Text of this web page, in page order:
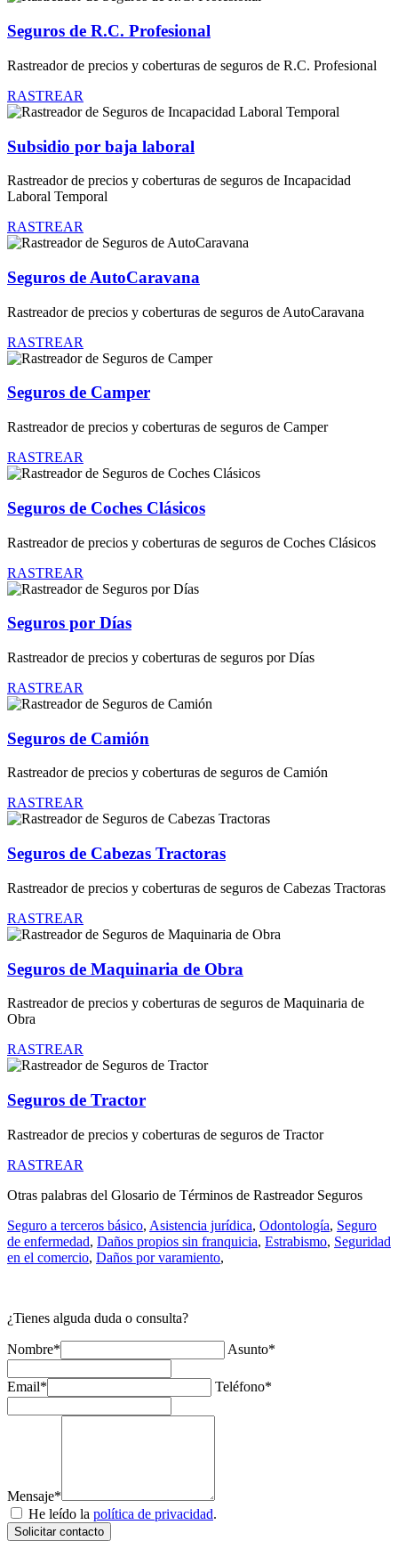
Seguros de R.C. Profesional
Rastreador de precios y coberturas de seguros de R.C. Profesional
RASTREAR
Subsidio por baja laboral
Rastreador de precios y coberturas de seguros de Incapacidad
Laboral Temporal
RASTREAR
Seguros de AutoCaravana
Rastreador de precios y coberturas de seguros de AutoCaravana
RASTREAR
Seguros de Camper
Rastreador de precios y coberturas de seguros de Camper
RASTREAR
Seguros de Coches Clásicos
Rastreador de precios y coberturas de seguros de Coches Clásicos
RASTREAR
Seguros por Días
Rastreador de precios y coberturas de seguros por Días
RASTREAR
Seguros de Camión
Rastreador de precios y coberturas de seguros de Camión
RASTREAR
Seguros de Cabezas Tractoras
Rastreador de precios y coberturas de seguros de Cabezas Tractoras
RASTREAR
Seguros de Maquinaria de Obra
Rastreador de precios y coberturas de seguros de Maquinaria de
Obra
RASTREAR
Seguros de Tractor
Rastreador de precios y coberturas de seguros de Tractor
RASTREAR
Otras palabras del Glosario de Términos de Rastreador Seguros
Seguro a terceros básico, Asistencia jurídica, Odontología, Seguro
de enfermedad, Daños propios sin franquicia, Estrabismo, Seguridad
en el comercio, Daños por varamiento,
¿Tienes alguda duda o consulta?
Nombre* Asunto*
Email* Teléfono*
Mensaje*
He leído la política de privacidad.
Solicitar contacto